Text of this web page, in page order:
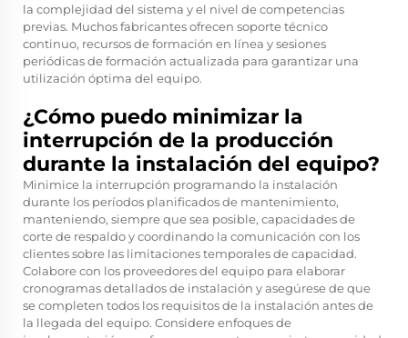
la complejidad del sistema y el nivel de competencias
previas. Muchos fabricantes ofrecen soporte técnico
continuo, recursos de formación en línea y sesiones
periódicas de formación actualizada para garantizar una
utilización óptima del equipo.
¿Cómo puedo minimizar la
interrupción de la producción
durante la instalación del equipo?
Minimice la interrupción programando la instalación
durante los períodos planificados de mantenimiento,
manteniendo, siempre que sea posible, capacidades de
corte de respaldo y coordinando la comunicación con los
clientes sobre las limitaciones temporales de capacidad.
Colabore con los proveedores del equipo para elaborar
cronogramas detallados de instalación y asegúrese de que
se completen todos los requisitos de la instalación antes de
la llegada del equipo. Considere enfoques de